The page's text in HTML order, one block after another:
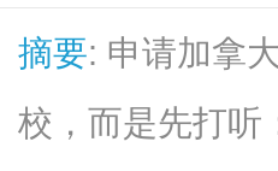
摘要: 申请加拿
校，而是先打